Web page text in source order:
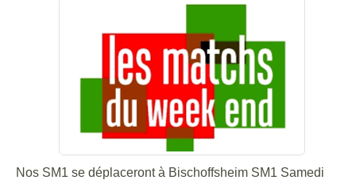
Nos SM1 se déplaceront à Bischoffsheim SM1 Samedi